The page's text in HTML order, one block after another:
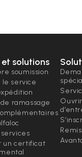
solutions
soumission
le service
ramassage
services
un certificat